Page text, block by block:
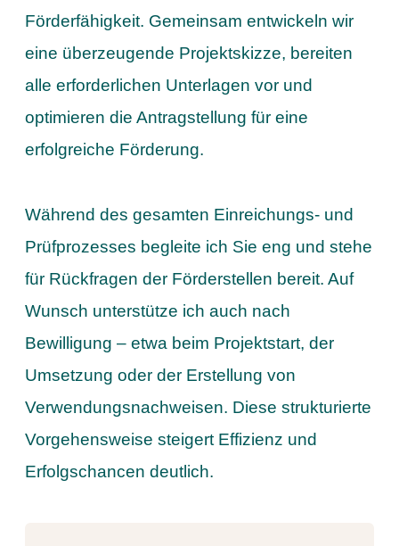
Förderfähigkeit. Gemeinsam entwickeln wir
eine überzeugende Projektskizze, bereiten
alle erforderlichen Unterlagen vor und
optimieren die Antragstellung für eine
erfolgreiche Förderung.
Während des gesamten Einreichungs- und
Prüfprozesses begleite ich Sie eng und stehe
für Rückfragen der Förderstellen bereit. Auf
Wunsch unterstütze ich auch nach
Bewilligung – etwa beim Projektstart, der
Umsetzung oder der Erstellung von
Verwendungsnachweisen. Diese strukturierte
Vorgehensweise steigert Effizienz und
Erfolgschancen deutlich.